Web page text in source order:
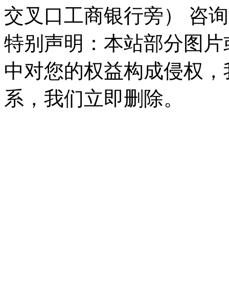
交叉口工商银行旁） 咨
特别声明：本站部分图
中对您的权益构成侵权
系，我们立即删除。